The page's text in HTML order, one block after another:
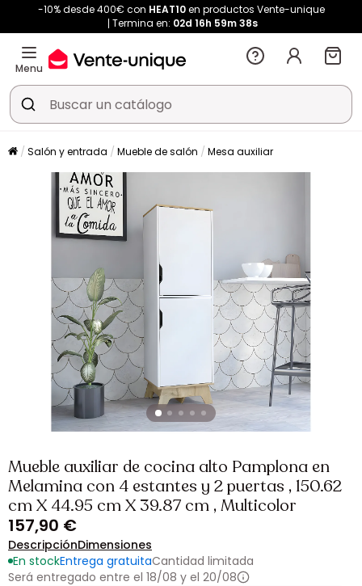
-10% desde 400€ con HEAT10en productos Vente-unique
Termina en: 02d 16h 59m 38s
Menu
Salón y entrada Mueble de salón Mesa auxiliar
Mueble auxiliar de cocina alto Pamplona en
Melamina con 4 estantes y 2 puertas , 150.62
cm X 44.95 cm X 39.87 cm , Multicolor
157,90 €
DescripciónDimensiones
En stockEntrega gratuitaCantidad limitada
Será entregado entre el 18/08 y el 20/08